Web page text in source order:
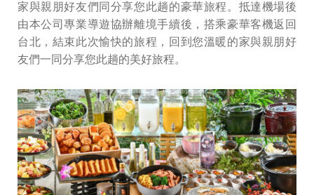
家與親朋好友們同分享您此趟的豪華旅程。抵達機場後
由本公司專業導遊協辦離境手續後，搭乘豪華客機返回
台北，結束此次愉快的旅程，回到您溫暖的家與親朋好
友們一同分享您此趟的美好旅程。